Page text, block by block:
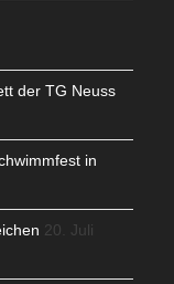
der TG Neuss
in
20. Juli